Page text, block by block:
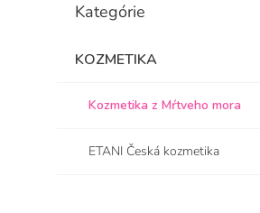
č
ý
kategórie
Kategórie
KOZMETIKA
Kozmetika z Mŕtveho mora
ETANI Česká kozmetika